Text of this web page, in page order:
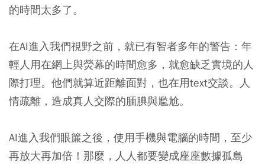
的時間太多了。
在AI進入我們視野之前，就已有智者多年的警告：年
輕人用在網上與熒幕的時間愈多，就愈缺乏實境的人
際打理。他們就算近距離面對，也在用text交談。人
情疏離，造成真人交際的腼腆與尷尬。
AI進入我們眼簾之後，使用手機與電腦的時間，至少
再放大再加倍！那麼，人人都要變成座座數據孤島